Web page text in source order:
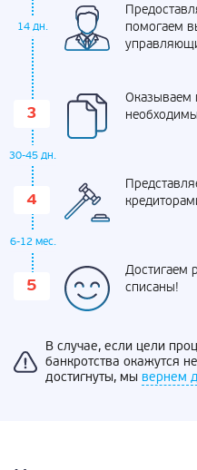
14 дн.
помогаем
30-45 дн.
Оказываем
6-12 мес.
Достигаем
списаны!
В случае, если цели
банкротства окажутся не
достигнуты, мы вернем